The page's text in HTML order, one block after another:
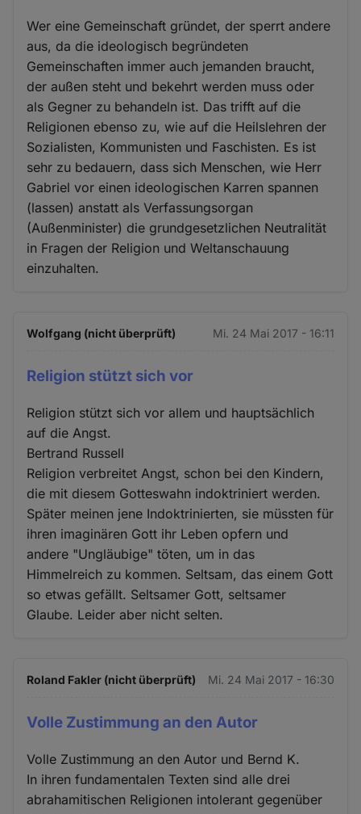
Wer eine Gemeinschaft gründet, der sperrt andere
aus, da die ideologisch begründeten
Gemeinschaften immer auch jemanden braucht,
der außen steht und bekehrt werden muss oder
als Gegner zu behandeln ist. Das trifft auf die
Religionen ebenso zu, wie auf die Heilslehren der
Sozialisten, Kommunisten und Faschisten. Es ist
sehr zu bedauern, dass sich Menschen, wie Herr
Gabriel vor einen ideologischen Karren spannen
(lassen) anstatt als Verfassungsorgan
(Außenminister) die grundgesetzlichen Neutralität
in Fragen der Religion und Weltanschauung
einzuhalten.
Wolfgang (nicht überprüft) Mi. 24 Mai 2017 - 16:11
Religion stützt sich vor
Religion stützt sich vor allem und hauptsächlich
auf die Angst.
Bertrand Russell
Religion verbreitet Angst, schon bei den Kindern,
die mit diesem Gotteswahn indoktriniert werden.
Später meinen jene Indoktrinierten, sie müssten für
ihren imaginären Gott ihr Leben opfern und
andere "Ungläubige" töten, um in das
Himmelreich zu kommen. Seltsam, das einem Gott
so etwas gefällt. Seltsamer Gott, seltsamer
Glaube. Leider aber nicht selten.
Roland Fakler (nicht überprüft) Mi. 24 Mai 2017 - 16:30
Volle Zustimmung an den Autor
Volle Zustimmung an den Autor und Bernd K.
In ihren fundamentalen Texten sind alle drei
abrahamitischen Religionen intolerant gegenüber